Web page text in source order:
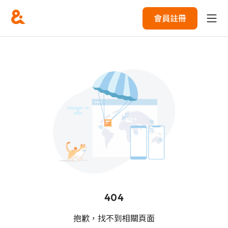
會員註冊
404
抱歉，找不到相關頁面